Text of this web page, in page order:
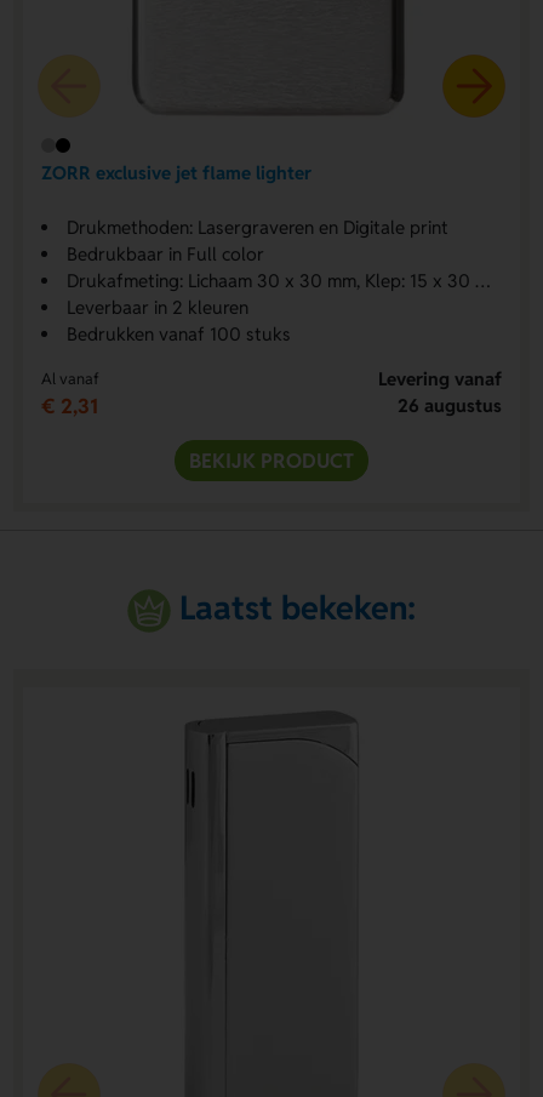
ZORR exclusive jet flame lighter
Drukmethoden: Lasergraveren en Digitale print
Bedrukbaar in Full color
Drukafmeting: Lichaam 30 x 30 mm, Klep: 15 x 30 mm
Leverbaar in 2 kleuren
Bedrukken vanaf 100 stuks
Al vanaf
€ 2,31
Levering vanaf
26 augustus
BEKIJK PRODUCT
Laatst bekeken: